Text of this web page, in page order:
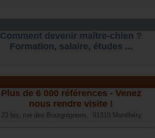
Comment devenir maître-chien ?
Formation, salaire, études ...
Plus de 6 000 références - Venez
nous rendre visite !
23 bis, rue des Bourguignons, 91310 Montlhéry